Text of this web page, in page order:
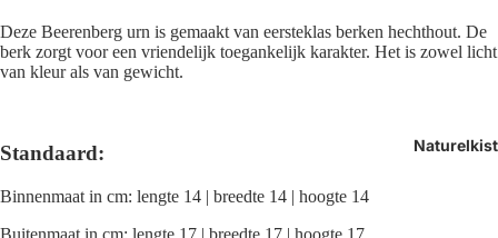
Deze Beerenberg urn is gemaakt van eersteklas berken hechthout. De
berk zorgt voor een vriendelijk toegankelijk karakter. Het is zowel licht
van kleur als van gewicht.
Standaard:
Binnenmaat in cm: lengte 14 | breedte 14 | hoogte 14
Buitenmaat in cm: lengte 17 | breedte 17 | hoogte 17